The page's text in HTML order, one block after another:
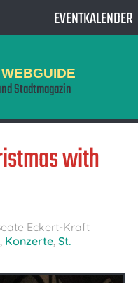
Stadtmagazin
with
Eckert-Kraft
Konzerte St.
EVENTKALENDER